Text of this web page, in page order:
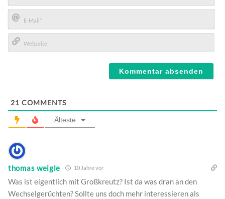
Name*
E-
Mail*
21 COMMENTS
Älteste
thomas weigle 10 Jahre vor
Was ist eigentlich mit Großkreutz? Ist da was dran an den
Wechselgerüchten? Sollte uns doch mehr interessieren als